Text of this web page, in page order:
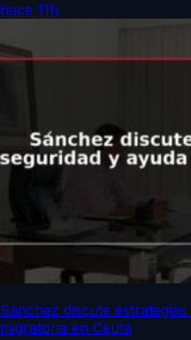
hace 11h
Sánchez discute
migratoria en Ceuta